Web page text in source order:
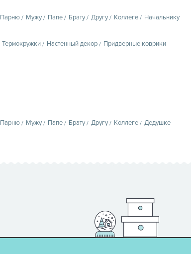
Парню Мужу Папе Брату Другу Коллеге Начальнику
Термокружки Настенный декор Придверные коврики
Парню Мужу Папе Брату Другу Коллеге Дедушке